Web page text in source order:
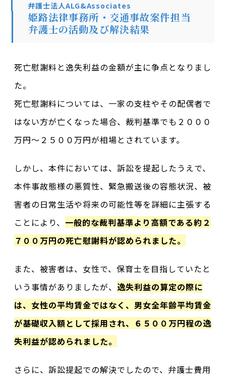
弁護士法人ALG&Associates
姫路法律事務所・交通事故案件担当
弁護士の活動及び解決結果
死亡慰謝料と逸失利益の金額が主に争点となりまし
た。
死亡慰謝料については、一家の支柱やその配偶者で
はない方が亡くなった場合、裁判基準でも２０００
万円～２５００万円が相場とされています。
しかし、本件においては、訴訟を提起したうえで、
本件事故態様の悪質性、緊急搬送後の容態状況、被
害者の日常生活や将来の可能性等を詳細に主張する
ことにより、 一般的な裁判基準より高額である約２
７００万円の死亡慰謝料が認められました。
また、被害者は、女性で、保育士を目指していたと
いう事情がありましたが、 逸失利益の算定の際に
は、女性の平均賃金ではなく、男女全年齢平均賃金
が基礎収入額として採用され、６５００万円程の逸
失利益が認められました。
さらに、訴訟提起での解決でしたので、弁護士費用